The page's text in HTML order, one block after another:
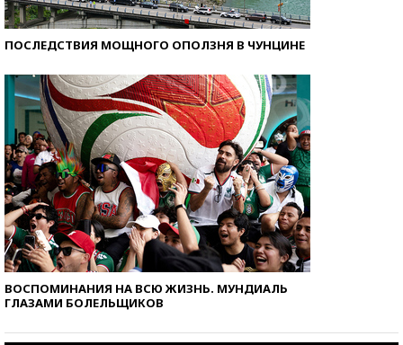
ПОСЛЕДСТВИЯ МОЩНОГО ОПОЛЗНЯ В ЧУНЦИНЕ
ВОСПОМИНАНИЯ НА ВСЮ ЖИЗНЬ. МУНДИАЛЬ
ГЛАЗАМИ БОЛЕЛЬЩИКОВ